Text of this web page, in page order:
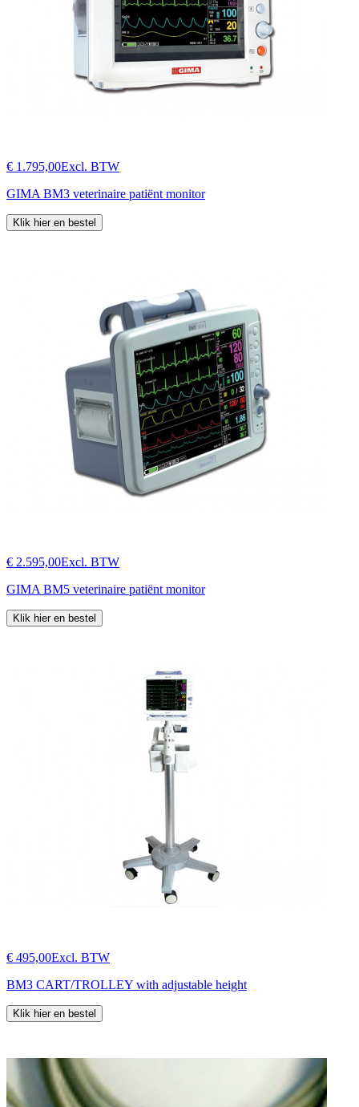
€ 1.795,00Excl. BTW
GIMA BM3 veterinaire patiënt monitor
Klik hier en bestel
€ 2.595,00Excl. BTW
GIMA BM5 veterinaire patiënt monitor
Klik hier en bestel
€ 495,00Excl. BTW
BM3 CART/TROLLEY with adjustable height
Klik hier en bestel